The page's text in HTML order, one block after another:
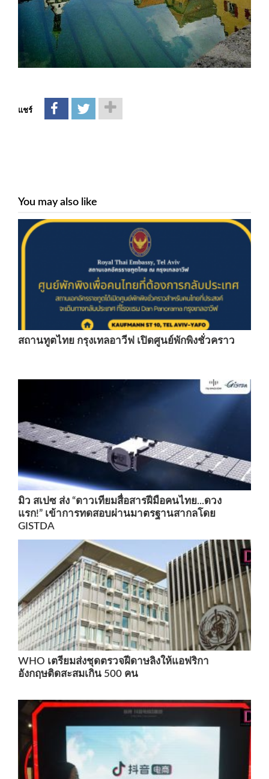
แชร์
You may also like
สถานทูตไทย กรุงเทลอาวีฟ เปิดศูนย์พักพิงชั่วคราว
มิว สเปซ ส่ง “ดาวเทียมสื่อสารฝีมือคนไทย...ดวง
แรก!” เข้าการทดสอบผ่านมาตรฐานสากลโดย
GISTDA
WHO เตรียมส่งชุดตรวจฝีดาษลิงให้แอฟริกา
อังกฤษติดสะสมเกิน 500 คน